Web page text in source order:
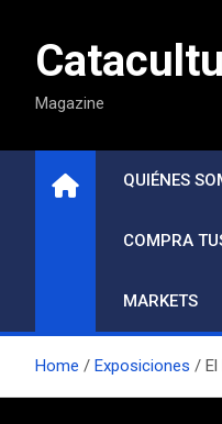
contenido
Magazine
QUIÉNES
COMPRA
MARKETS
Home Exposiciones